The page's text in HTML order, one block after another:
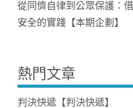
從同儕自律到公眾保護：
安全的實踐【本期企劃】
熱門文章
判決快遞【判決快遞】